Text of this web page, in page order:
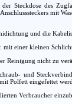
Steckdose des
mit
und die
einer kleinen
Reinigung nicht zu
und
Polfett eingefettet
Verbraucher